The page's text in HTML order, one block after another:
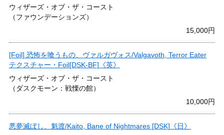
ウィザーズ・オブ・ザ・コースト
（ファウンデーションズ）
15,000円
[Foil] 恐怖を喰うもの、ヴァルガヴォス/Valgavoth, Terror Eater
テクスチャー・Foil[DSK-BF]《英》
ウィザーズ・オブ・ザ・コースト
（ダスクモーン：戦慄の館）
10,000円
悪夢滅ぼし、魁渡/Kaito, Bane of Nightmares [DSK]《日》